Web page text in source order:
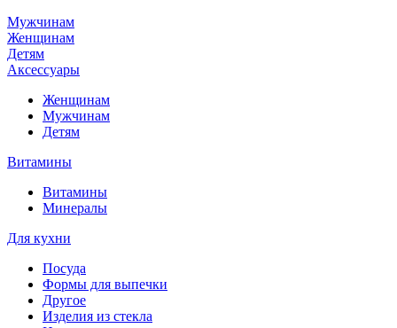
Мужчинам
Женщинам
Детям
Аксессуары
Женщинам
Мужчинам
Детям
Витамины
Витамины
Минералы
Для кухни
Посуда
Формы для выпечки
Другое
Изделия из стекла